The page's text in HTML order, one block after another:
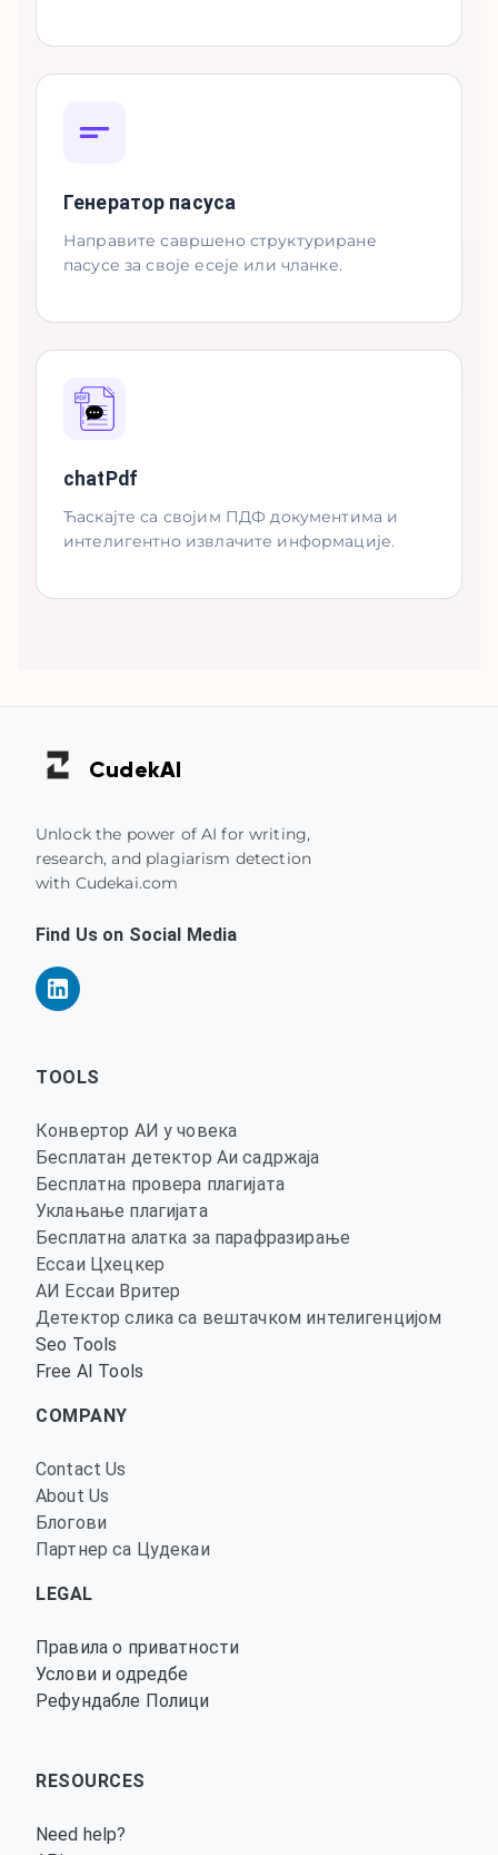
Генератор пасуса
Направите савршено структуриране
пасусе за своје есеје или чланке.
chatPdf
Ћаскајте са својим ПДФ документима и
интелигентно извлачите информације.
CudekAI
Unlock the power of AI for writing,
research, and plagiarism detection
with Cudekai.com
Find Us on Social Media
TOOLS
Конвертор АИ у човека
Бесплатан детектор Аи садржаја
Бесплатна провера плагијата
Уклањање плагијата
Бесплатна алатка за парафразирање
Ессаи Цхецкер
АИ Ессаи Вритер
Детектор слика са вештачком интелигенцијом
Seo Tools
Free AI Tools
COMPANY
Contact Us
About Us
Блогови
Партнер са Цудекаи
LEGAL
Правила о приватности
Услови и одредбе
Рефундабле Полици
RESOURCES
Need help?